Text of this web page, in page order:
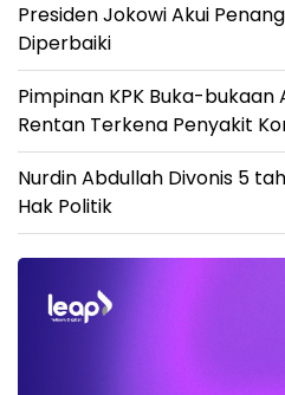
Presiden Jokowi Akui
Diperbaiki
Pimpinan KPK Buka-bukaan
Rentan Terkena Penyakit
Nurdin Abdullah Divonis 5
Hak Politik